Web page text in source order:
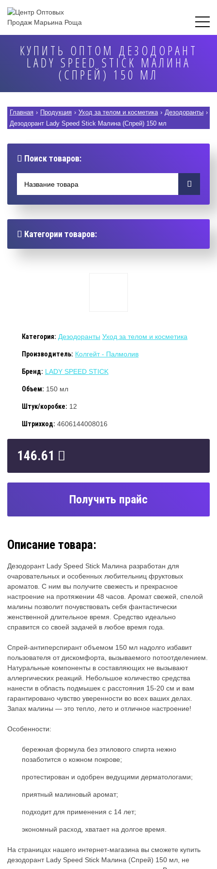
КУПИТЬ ОПТОМ ДЕЗОДОРАНТ
LADY SPEED STICK МАЛИНА
(СПРЕЙ) 150 МЛ
Главная › Продукция › Уход за телом и косметика › Дезодоранты ›
Дезодорант Lady Speed Stick Малина (Спрей) 150 мл
Поиск товаров:
Категории товаров:
Категория: Дезодоранты Уход за телом и косметика
Производитель: Колгейт - Палмолив
Бренд: LADY SPEED STICK
Объем: 150 мл
Штук/коробке: 12
Штрихкод: 4606144008016
146.61
Получить прайс
Описание товара:
Дезодорант Lady Speed Stick Малина разработан для
очаровательных и особенных любительниц фруктовых
ароматов. С ним вы получите свежесть и прекрасное
настроение на протяжении 48 часов. Аромат свежей, спелой
малины позволит почувствовать себя фантастически
женственной длительное время. Средство идеально
справится со своей задачей в любое время года.
Спрей-антиперспирант объемом 150 мл надолго избавит
пользователя от дискомфорта, вызываемого потоотделением.
Натуральные компоненты в составляющих не вызывают
аллергических реакций. Небольшое количество средства
нанести в область подмышек с расстояния 15-20 см и вам
гарантировано чувство уверенности во всех ваших делах.
Запах малины — это тепло, лето и отличное настроение!
Особенности:
бережная формула без этилового спирта нежно
позаботится о кожном покрове;
протестирован и одобрен ведущими дерматологами;
приятный малиновый аромат;
подходит для применения с 14 лет;
экономный расход, хватает на долгое время.
На страницах нашего интернет-магазина вы сможете купить
дезодорант Lady Speed Stick Малина (Спрей) 150 мл, не